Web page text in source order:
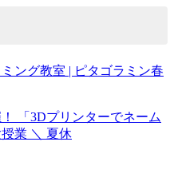
ング教室 | ピタゴラミン春
「3Dプリンターでネーム
業 ＼ 夏休